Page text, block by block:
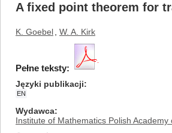
A fixed point theorem for
K. Goebel W. A. Kirk
Pełne teksty:
Języki publikacji
EN
Wydawca
Institute of Mathematics Polish Academy